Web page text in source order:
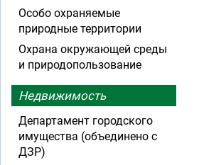
Особо охраняемые
природные территории
Охрана окружающей среды
и природопользование
Недвижимость
Департамент городского
имущества (объединено с
ДЗР)